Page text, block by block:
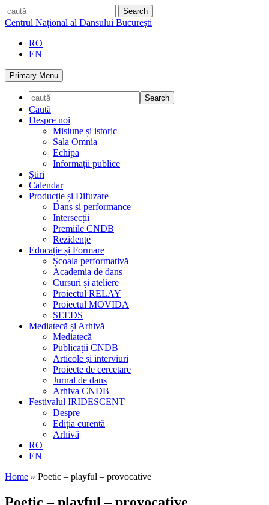
Skip
to
caută
Centrul Național al Dansului București
RO
EN
Primary Menu
Caută
Despre noi
Misiune și istoric
Sala Omnia
Echipa
Informații publice
Știri
Calendar
Producție și Difuzare
Dans și performance
Intersecții
Premiile CNDB
Rezidențe
Educație și Formare
Școala performativă
Academia de dans
Cursuri și ateliere
Proiectul RELAY
Proiectul MOVIDA
SEEDS
Mediatecă și Arhivă
Mediatecă
Publicații CNDB
Articole și interviuri
Proiecte de cercetare
Jurnal de dans
Arhiva CNDB
Festivalul IRIDESCENT
Despre
Ediția curentă
Arhivă
RO
EN
Home » Poetic – playful – provocative